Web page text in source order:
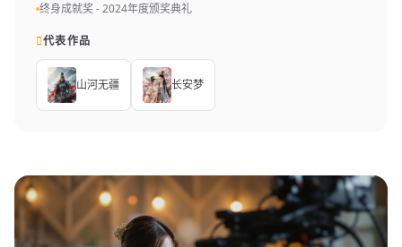
终身成就奖 - 2024年度颁奖典礼
代表作品
山河无疆 长安梦